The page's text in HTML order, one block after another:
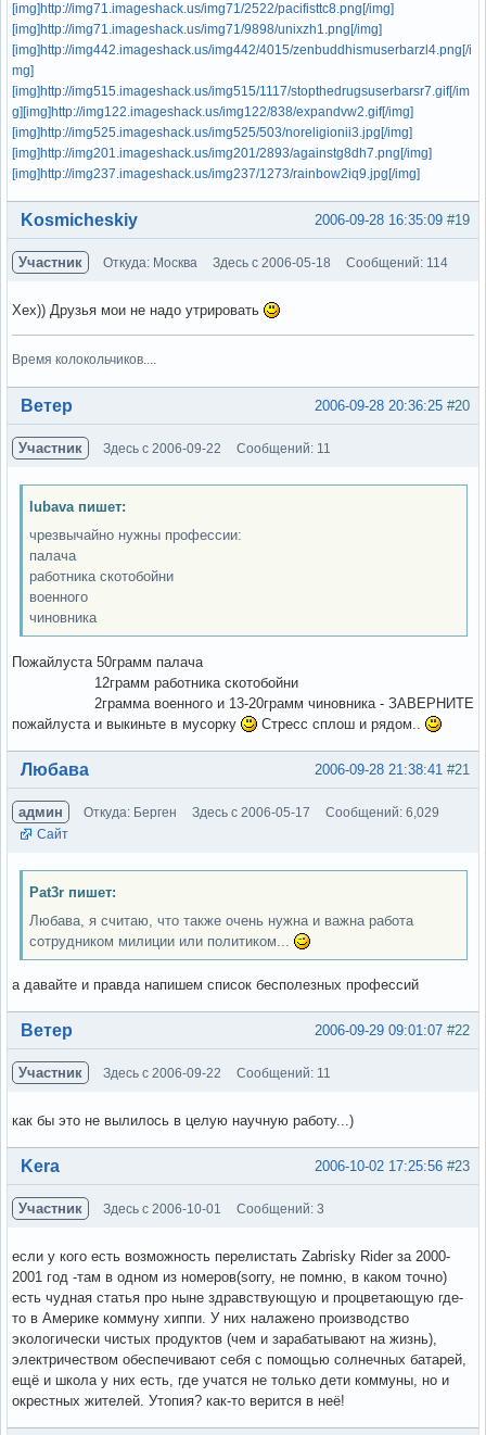
[img]http://img71.imageshack.us/img71/2522/pacifisttc8.png[/img]
[img]http://img71.imageshack.us/img71/9898/unixzh1.png[/img]
[img]http://img442.imageshack.us/img442/4015/zenbuddhismuserbarzl4.png[/i
mg]
[img]http://img515.imageshack.us/img515/1117/stopthedrugsuserbarsr7.gif[/im
g] [img]http://img122.imageshack.us/img122/838/expandvw2.gif[/img]
[img]http://img525.imageshack.us/img525/503/noreligionii3.jpg[/img]
[img]http://img201.imageshack.us/img201/2893/againstg8dh7.png[/img]
[img]http://img237.imageshack.us/img237/1273/rainbow2iq9.jpg[/img]
Вне форума #19
2006-09-28 16:35:09
Kosmicheskiy
Участник Откуда: Москва Здесь с 2006-05-18 Сообщений: 114
Хех)) Друзья мои не надо утрировать
Время колокольчиков....
Вне форума #20
2006-09-28 20:36:25
Ветер
Участник Здесь с 2006-09-22 Сообщений: 11
lubava пишет:
чрезвычайно нужны профессии:
палача
работника скотобойни
военного
чиновника
Пожайлуста 50грамм палача
12грамм работника скотобойни
2грамма военного и 13-20грамм чиновника - ЗАВЕРНИТЕ
пожайлуста и выкиньте в мусорку
Стресс сплош и рядом..
Вне форума #21
2006-09-28 21:38:41
Любава
админ Откуда: Берген Здесь с 2006-05-17
Сообщений: 6,029
Сайт
Pat3r пишет:
Любава, я считаю, что также очень нужна и важна работа
сотрудником милиции или политиком...
а давайте и правда напишем список бесполезных профессий
Вне форума #22
2006-09-29 09:01:07
Ветер
Участник Здесь с 2006-09-22 Сообщений: 11
как бы это не вылилось в целую научную работу...)
Вне форума #23
2006-10-02 17:25:56
Kera
Участник Здесь с 2006-10-01 Сообщений: 3
если у кого есть возможность перелистать Zabrisky Rider за 2000-
2001 год -там в одном из номеров(sorry, не помню, в каком точно)
есть чудная статья про ныне здравствующую и процветающую где-
то в Америке коммуну хиппи. У них налажено производство
экологически чистых продуктов (чем и зарабатывают на жизнь),
электричеством обеспечивают себя с помощью солнечных батарей,
ещё и школа у них есть, где учатся не только дети коммуны, но и
окрестных жителей. Утопия? как-то верится в неё!